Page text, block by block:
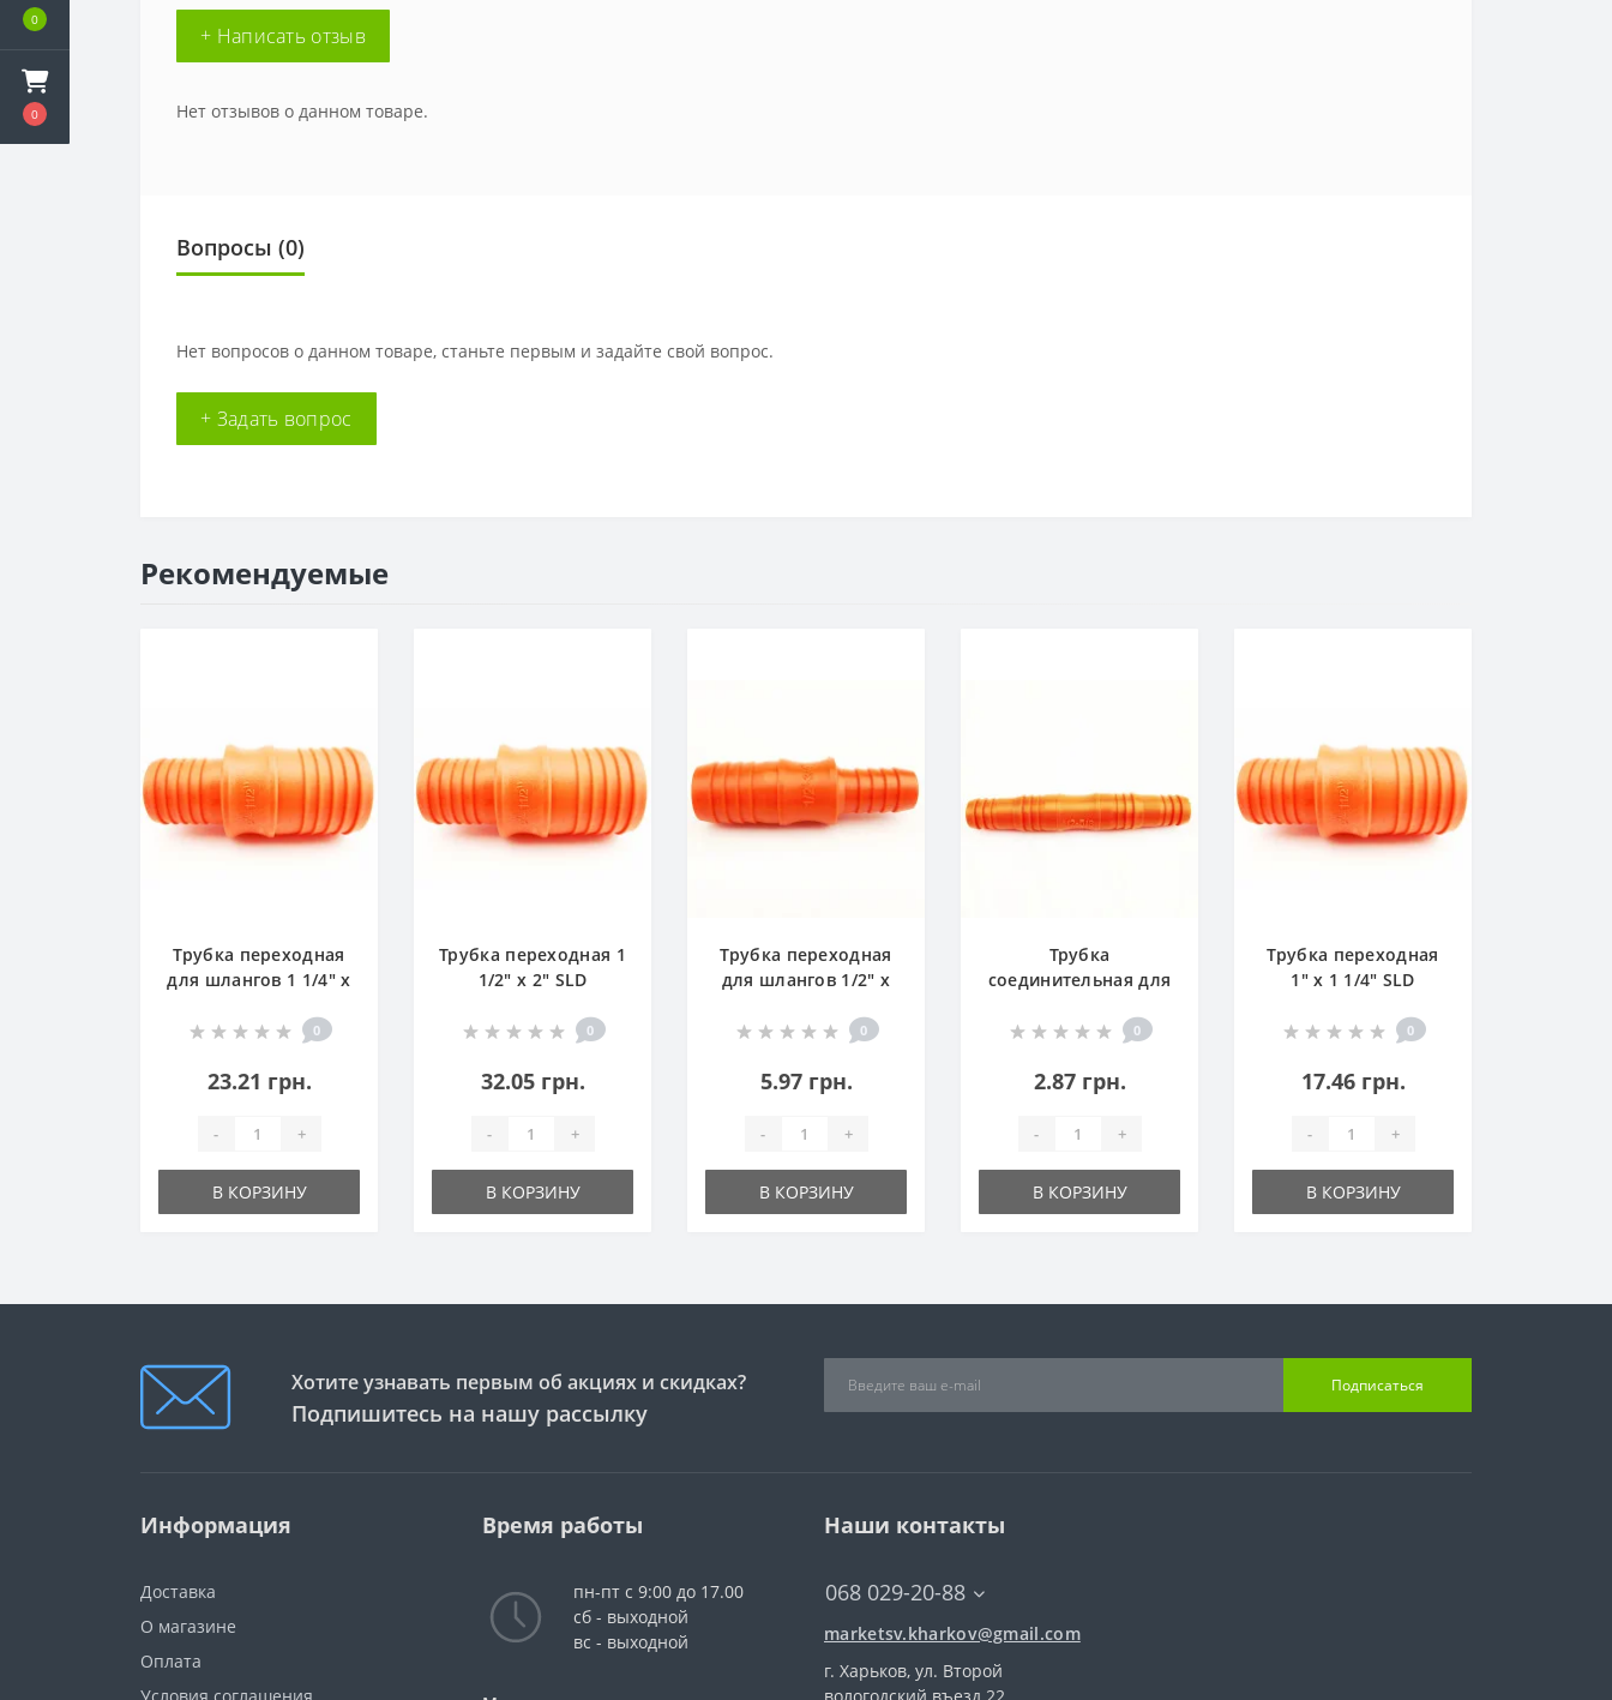
0
0
+ Написать отзыв
Нет отзывов о данном товаре.
Вопросы (0)
Нет вопросов о данном товаре, станьте первым и задайте свой вопрос.
+ Задать вопрос
Рекомендуемые
Трубка переходная
для шлангов 1 1/4" x
0
23.21 грн.
- +
В КОРЗИНУ
Трубка переходная 1
1/2" x 2" SLD
0
32.05 грн.
- +
В КОРЗИНУ
Трубка переходная
для шлангов 1/2" x
0
5.97 грн.
- +
В КОРЗИНУ
Трубка
соединительная для
0
2.87 грн.
- +
В КОРЗИНУ
Трубка переходная
1" x 1 1/4" SLD
0
17.46 грн.
- +
В КОРЗИНУ
Хотите узнавать первым об акциях и скидках?
Подпишитесь на нашу рассылку
Подписаться
Информация
Доставка
О магазине
Оплата
Время работы
пн-пт с 9:00 до 17.00
сб - выходной
вс - выходной
Наши контакты
068 029-20-88
marketsv.kharkov@gmail.com
г. Харьков, ул. Второй